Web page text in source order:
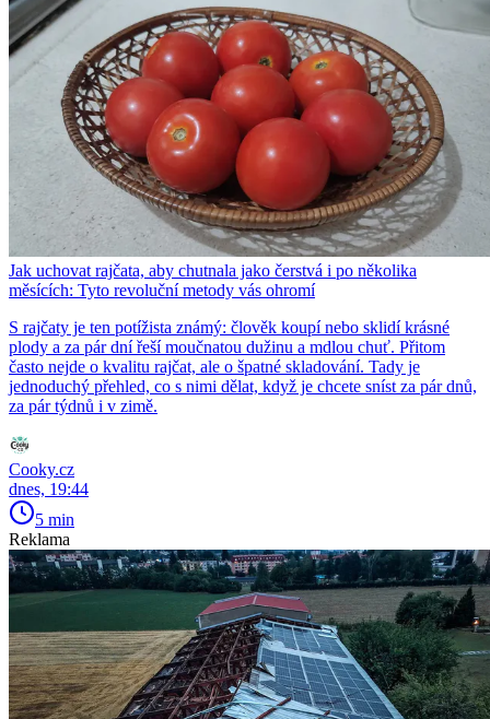
Jak uchovat rajčata, aby chutnala jako čerstvá i po několika
měsících: Tyto revoluční metody vás ohromí
S rajčaty je ten potížista známý: člověk koupí nebo sklidí krásné
plody a za pár dní řeší moučnatou dužinu a mdlou chuť. Přitom
často nejde o kvalitu rajčat, ale o špatné skladování. Tady je
jednoduchý přehled, co s nimi dělat, když je chcete sníst za pár dnů,
za pár týdnů i v zimě.
Cooky.cz
dnes, 19:44
5 min
Reklama